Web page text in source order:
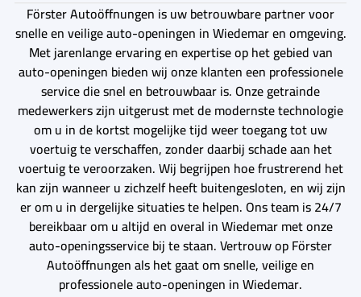
Förster Autoöffnungen is uw betrouwbare partner voor
snelle en veilige auto-openingen in Wiedemar en omgeving.
Met jarenlange ervaring en expertise op het gebied van
auto-openingen bieden wij onze klanten een professionele
service die snel en betrouwbaar is. Onze getrainde
medewerkers zijn uitgerust met de modernste technologie
om u in de kortst mogelijke tijd weer toegang tot uw
voertuig te verschaffen, zonder daarbij schade aan het
voertuig te veroorzaken. Wij begrijpen hoe frustrerend het
kan zijn wanneer u zichzelf heeft buitengesloten, en wij zijn
er om u in dergelijke situaties te helpen. Ons team is 24/7
bereikbaar om u altijd en overal in Wiedemar met onze
auto-openingsservice bij te staan. Vertrouw op Förster
Autoöffnungen als het gaat om snelle, veilige en
professionele auto-openingen in Wiedemar.